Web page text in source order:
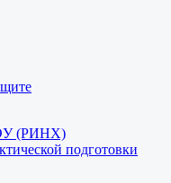
(РИНХ)
подготовки